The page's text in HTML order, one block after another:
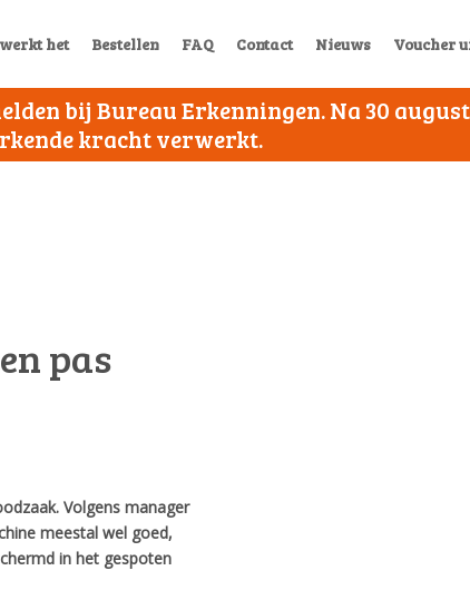
het Bestellen FAQ Contact Nieuws Voucher
bij Bureau Erkenningen. Na 30
kracht verwerkt.
pas
Volgens manager
meestal wel goed,
in het gespoten